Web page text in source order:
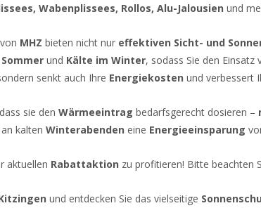
Wabenplissees, Rollos, Alu-Jalousien und
von MHZ bieten nicht nur effektiven Sicht- und
und Kälte im Winter, sodass Sie den Einsatz
senkt auch Ihre Energiekosten und verbessert
sie den Wärmeeintrag bedarfsgerecht dosieren –
an kalten Winterabenden eine Energieeinsparung
aktuellen Rabattaktion zu profitieren! Bitte beachten
und entdecken Sie das vielseitige